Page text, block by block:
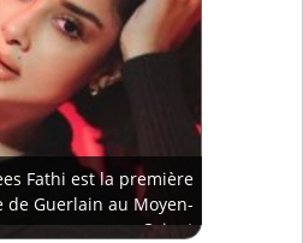
Fathi est la première
de Guerlain au Moyen-
Orient